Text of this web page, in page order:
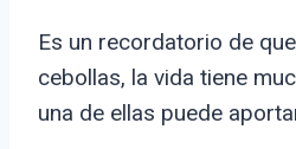
Es un recordatorio de
cebollas, la vida tiene
una de ellas puede